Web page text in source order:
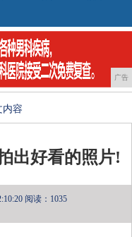
广告
内容
出好看的照片!
阅读：1035